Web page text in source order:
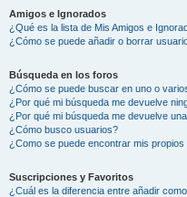
Amigos e Ignorados
¿Qué es la lista de Mis Amigos e
¿Cómo se puede añadir o borrar
Búsqueda en los foros
¿Cómo se puede buscar en uno o
¿Por qué mi búsqueda me devuelve
¿Por qué mi búsqueda me devuelve
¿Cómo busco usuarios?
¿Como se puede encontrar mis
Suscripciones y Favoritos
¿Cuál es la diferencia entre añadir